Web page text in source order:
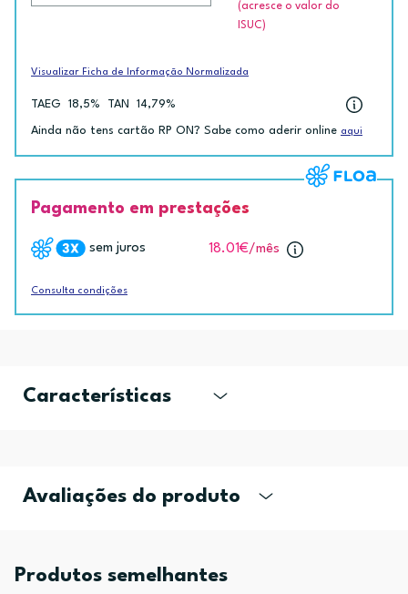
(acresce o valor do
ISUC)
Visualizar Ficha de Informação Normalizada
TAEG 18,5% TAN 14,79%
Ainda não tens cartão RP ON? Sabe como aderir online aqui
Pagamento em prestações
sem juros 18.01€/mês
Consulta condições
Características
Avaliações do produto
Produtos semelhantes